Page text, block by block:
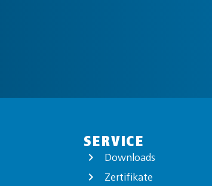
SERVICE
Downloads
Zertifikate